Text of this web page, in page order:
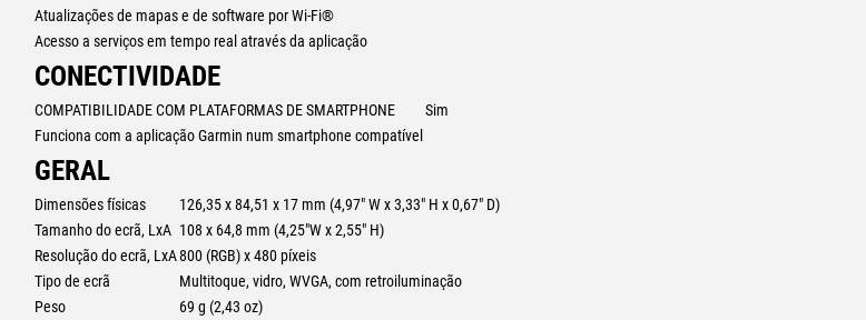
Atualizações de mapas e de software por Wi-Fi®
Acesso a serviços em tempo real através da aplicação
CONECTIVIDADE
COMPATIBILIDADE COM PLATAFORMAS DE SMARTPHONE
Sim
Funciona com a aplicação Garmin num smartphone compatível
GERAL
Dimensões físicas
126,35 x 84,51 x 17 mm (4,97″ W x 3,33″ H x 0,67″ D)
Tamanho do ecrã, LxA 108 x 64,8 mm (4,25″W x 2,55″ H)
Resolução do ecrã, LxA800 (RGB) x 480 píxeis
Tipo de ecrã
Multitoque, vidro, WVGA, com retroiluminação
Peso
69 g (2,43 oz)